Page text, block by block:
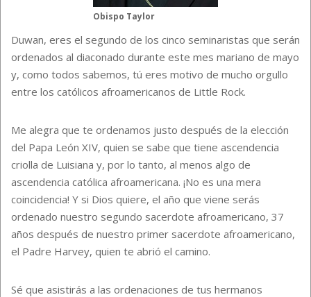
Obispo Taylor
Duwan, eres el segundo de los cinco seminaristas que serán
ordenados al diaconado durante este mes mariano de mayo
y, como todos sabemos, tú eres motivo de mucho orgullo
entre los católicos afroamericanos de Little Rock.
Me alegra que te ordenamos justo después de la elección
del Papa León XIV, quien se sabe que tiene ascendencia
criolla de Luisiana y, por lo tanto, al menos algo de
ascendencia católica afroamericana. ¡No es una mera
coincidencia! Y si Dios quiere, el año que viene serás
ordenado nuestro segundo sacerdote afroamericano, 37
años después de nuestro primer sacerdote afroamericano,
el Padre Harvey, quien te abrió el camino.
Sé que asistirás a las ordenaciones de tus hermanos